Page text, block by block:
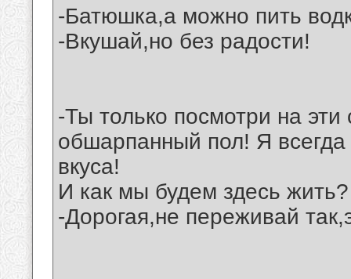
-Батюшка,а можно пить
-Вкушай,но без радости!
-Ты только посмотри на
обшарпанный пол! Я всегда
вкуса!
И как мы будем здесь жить?
-Дорогая,не переживай